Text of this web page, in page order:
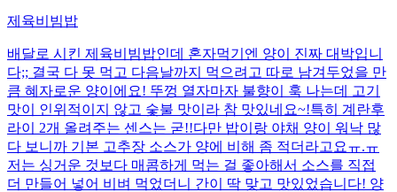
제육비빔밥
배달로 시킨 제육비빔밥인데 혼자먹기엔 양이 진짜 대박입니
다;; 결국 다 못 먹고 다음날까지 먹으려고 따로 남겨두었을 만
큼 혜자로운 양이에요! 뚜껑 열자마자 불향이 훅 나는데 고기
맛이 인위적이지 않고 숯불 맛이라 참 맛있네요~!특히 계란후
라이 2개 올려주는 센스는 굳!! ​다만 밥이랑 야채 양이 워낙 많
다 보니까 기본 고추장 소스가 양에 비해 좀 적더라고요ㅠ.ㅠ
저는 싱거운 것보다 매콤하게 먹는 걸 좋아해서 소스를 직접
더 만들어 넣어 비벼 먹었더니 간이 딱 맞고 맛있었습니다! 양